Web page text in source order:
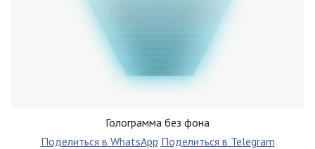
Голограмма без фона
Поделиться в WhatsApp Поделиться в Telegram